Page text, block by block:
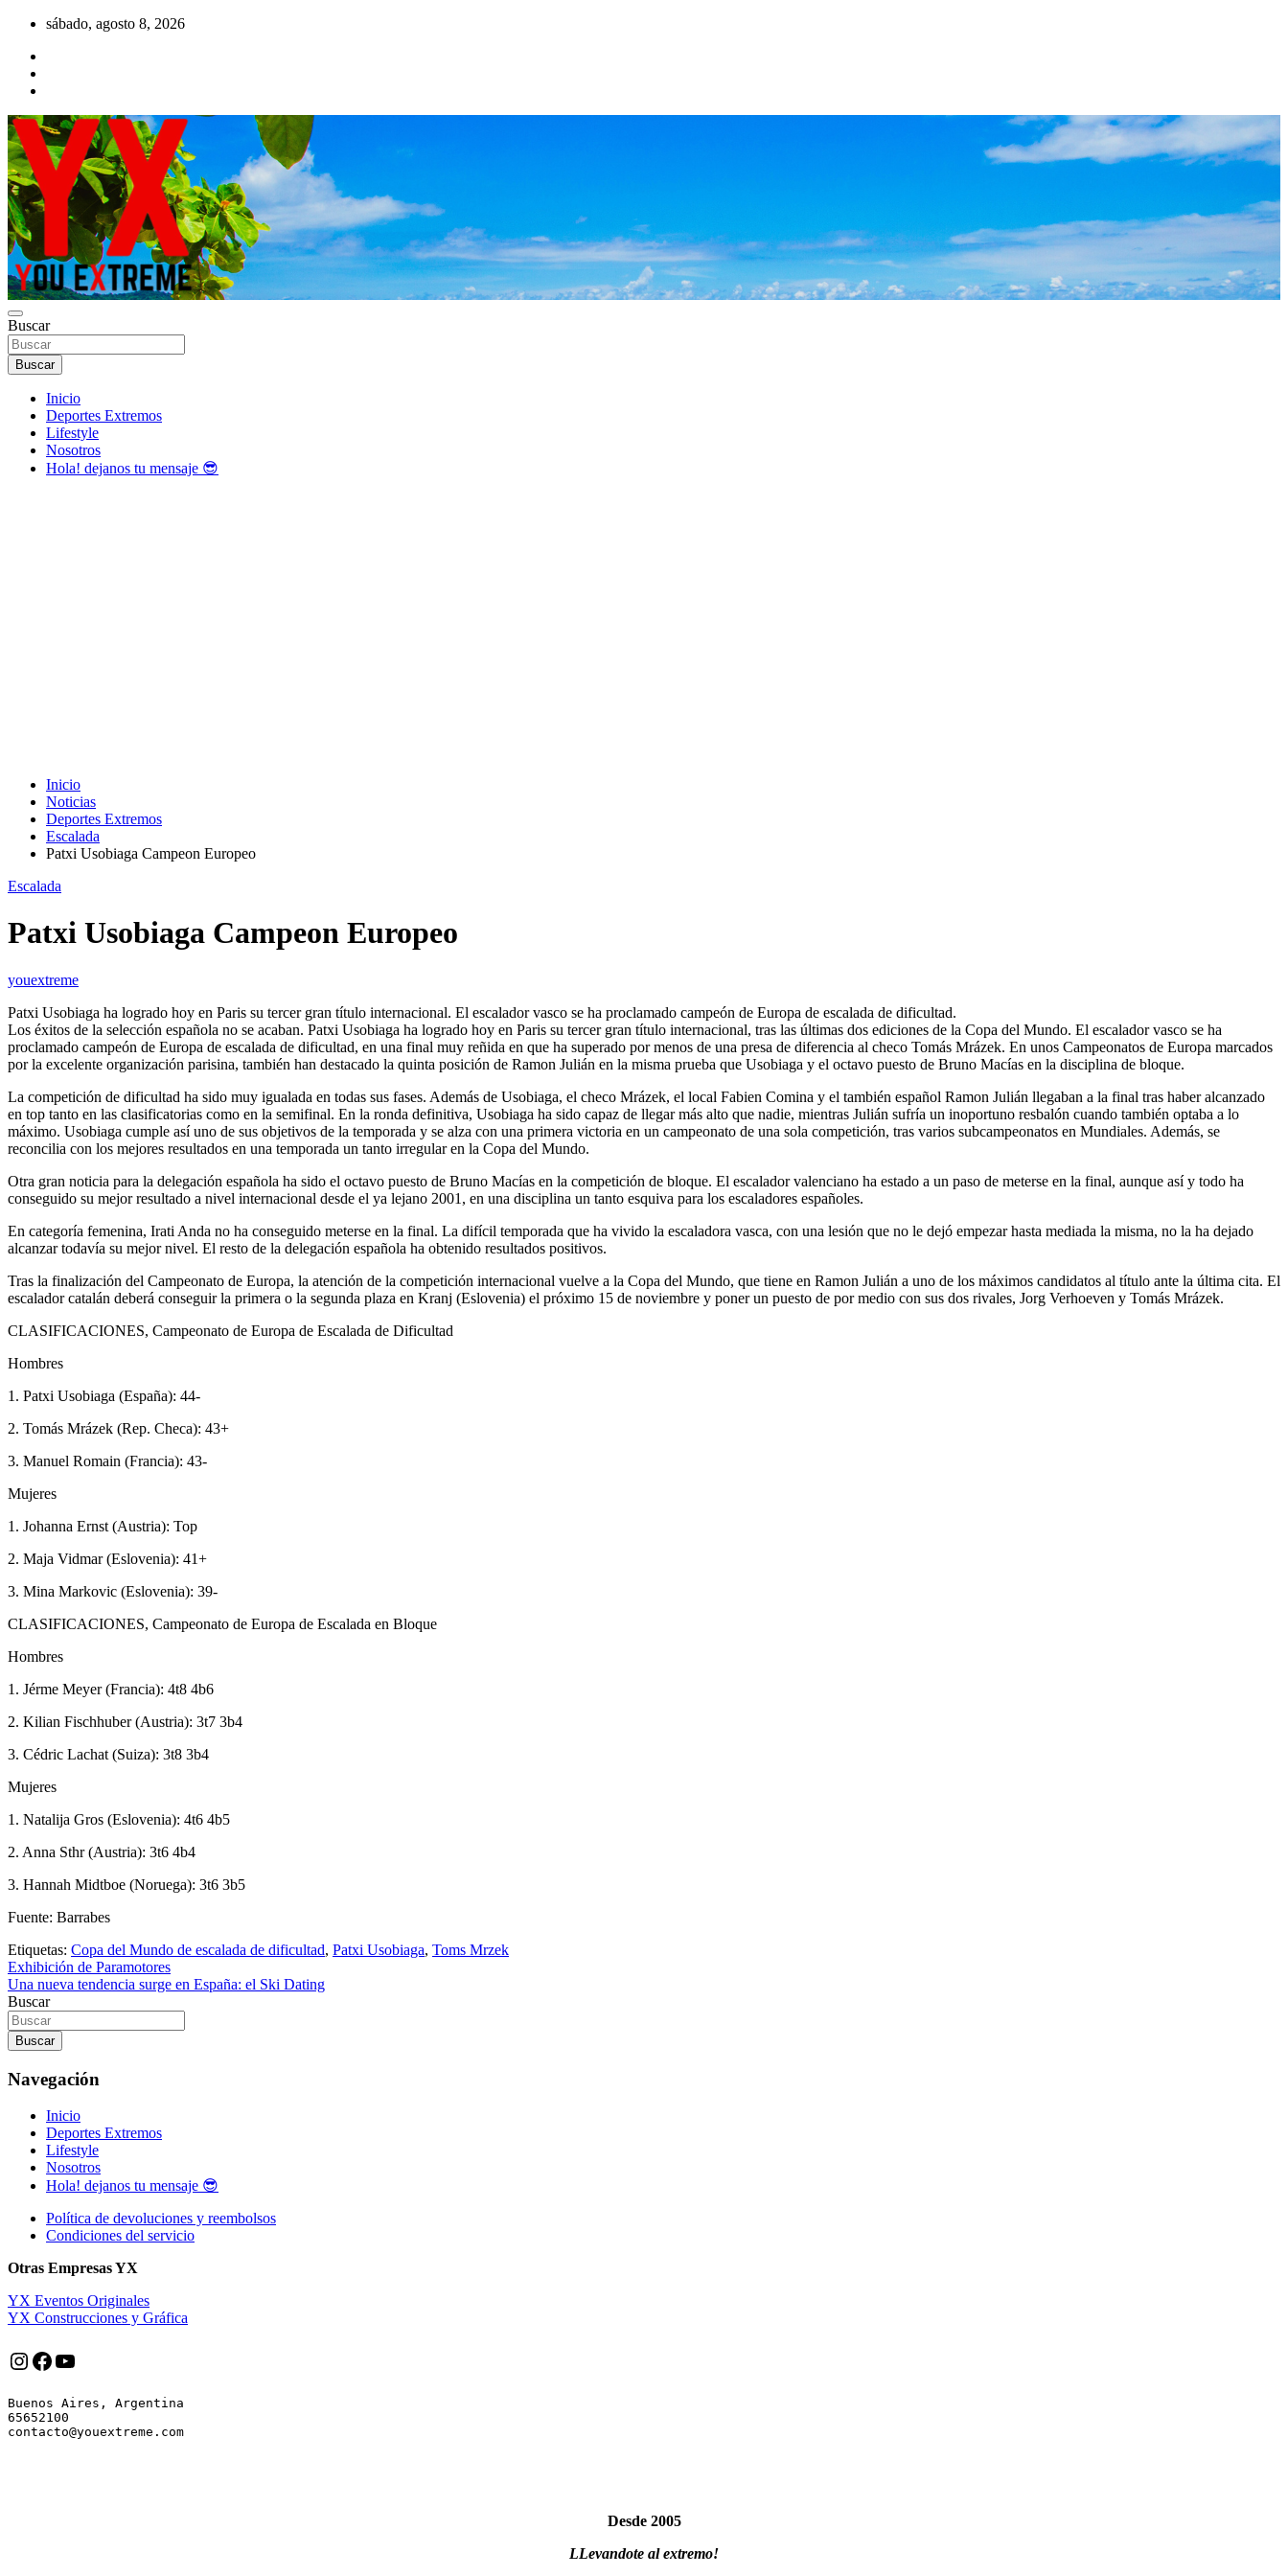
Saltar
contenido
sábado, agosto 8, 2026
YOU EXTREME
YX Deportes Extremos Lifestyle
Buscar
Buscar
Inicio
Deportes Extremos
Lifestyle
Nosotros
Hola! dejanos tu mensaje 😎
Inicio
Noticias
Deportes Extremos
Escalada
Patxi Usobiaga Campeon Europeo
Escalada
Patxi Usobiaga Campeon Europeo
youextreme
Patxi Usobiaga ha logrado hoy en Paris su tercer gran título internacional. El escalador vasco se ha proclamado campeón de Europa de escalada de dificultad.
Los éxitos de la selección española no se acaban. Patxi Usobiaga ha logrado hoy en Paris su tercer gran título internacional, tras las últimas dos ediciones de la Copa del Mundo. El escalador vasco se ha
proclamado campeón de Europa de escalada de dificultad, en una final muy reñida en que ha superado por menos de una presa de diferencia al checo Tomás Mrázek. En unos Campeonatos de Europa marcados
por la excelente organización parisina, también han destacado la quinta posición de Ramon Julián en la misma prueba que Usobiaga y el octavo puesto de Bruno Macías en la disciplina de bloque.
La competición de dificultad ha sido muy igualada en todas sus fases. Además de Usobiaga, el checo Mrázek, el local Fabien Comina y el también español Ramon Julián llegaban a la final tras haber alcanzado
en top tanto en las clasificatorias como en la semifinal. En la ronda definitiva, Usobiaga ha sido capaz de llegar más alto que nadie, mientras Julián sufría un inoportuno resbalón cuando también optaba a lo
máximo. Usobiaga cumple así uno de sus objetivos de la temporada y se alza con una primera victoria en un campeonato de una sola competición, tras varios subcampeonatos en Mundiales. Además, se
reconcilia con los mejores resultados en una temporada un tanto irregular en la Copa del Mundo.
Otra gran noticia para la delegación española ha sido el octavo puesto de Bruno Macías en la competición de bloque. El escalador valenciano ha estado a un paso de meterse en la final, aunque así y todo ha
conseguido su mejor resultado a nivel internacional desde el ya lejano 2001, en una disciplina un tanto esquiva para los escaladores españoles.
En categoría femenina, Irati Anda no ha conseguido meterse en la final. La difícil temporada que ha vivido la escaladora vasca, con una lesión que no le dejó empezar hasta mediada la misma, no la ha dejado
alcanzar todavía su mejor nivel. El resto de la delegación española ha obtenido resultados positivos.
Tras la finalización del Campeonato de Europa, la atención de la competición internacional vuelve a la Copa del Mundo, que tiene en Ramon Julián a uno de los máximos candidatos al título ante la última cita. El
escalador catalán deberá conseguir la primera o la segunda plaza en Kranj (Eslovenia) el próximo 15 de noviembre y poner un puesto de por medio con sus dos rivales, Jorg Verhoeven y Tomás Mrázek.
CLASIFICACIONES, Campeonato de Europa de Escalada de Dificultad
Hombres
1. Patxi Usobiaga (España): 44-
2. Tomás Mrázek (Rep. Checa): 43+
3. Manuel Romain (Francia): 43-
Mujeres
1. Johanna Ernst (Austria): Top
2. Maja Vidmar (Eslovenia): 41+
3. Mina Markovic (Eslovenia): 39-
CLASIFICACIONES, Campeonato de Europa de Escalada en Bloque
Hombres
1. Jérme Meyer (Francia): 4t8 4b6
2. Kilian Fischhuber (Austria): 3t7 3b4
3. Cédric Lachat (Suiza): 3t8 3b4
Mujeres
1. Natalija Gros (Eslovenia): 4t6 4b5
2. Anna Sthr (Austria): 3t6 4b4
3. Hannah Midtboe (Noruega): 3t6 3b5
Fuente: Barrabes
Etiquetas: Copa del Mundo de escalada de dificultad, Patxi Usobiaga, Toms Mrzek
Navegación
de
entradas
Exhibición de Paramotores
Una nueva tendencia surge en España: el Ski Dating
Buscar
Buscar
Navegación
Inicio
Deportes Extremos
Lifestyle
Nosotros
Hola! dejanos tu mensaje 😎
Política de devoluciones y reembolsos
Condiciones del servicio
Otras Empresas YX
YX Eventos Originales
YX Construcciones y Gráfica
Instagram
Facebook
YouTube
Buenos Aires, Argentina
65652100
Desde 2005
LLevandote al extremo!